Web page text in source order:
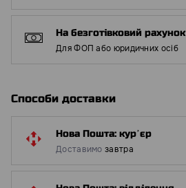
На безготівковий рахунок
Для ФОП або юридичних осіб
Способи доставки
Нова Пошта: курʼєр
Доставимо завтра